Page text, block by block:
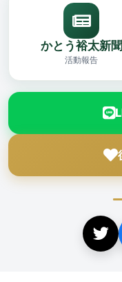
かとう裕太新聞
活動報告